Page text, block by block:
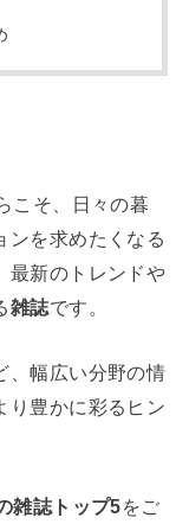
こそ、日々の暮
ンを求めたくなる
最新のトレンドや
雑誌です。
、幅広い分野の情
り豊かに彩るヒン
雑誌トップ5をご